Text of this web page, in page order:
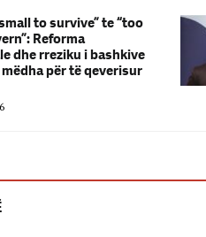
to survive” te “too
Reforma
dhe rreziku i bashkive
për të qeverisur